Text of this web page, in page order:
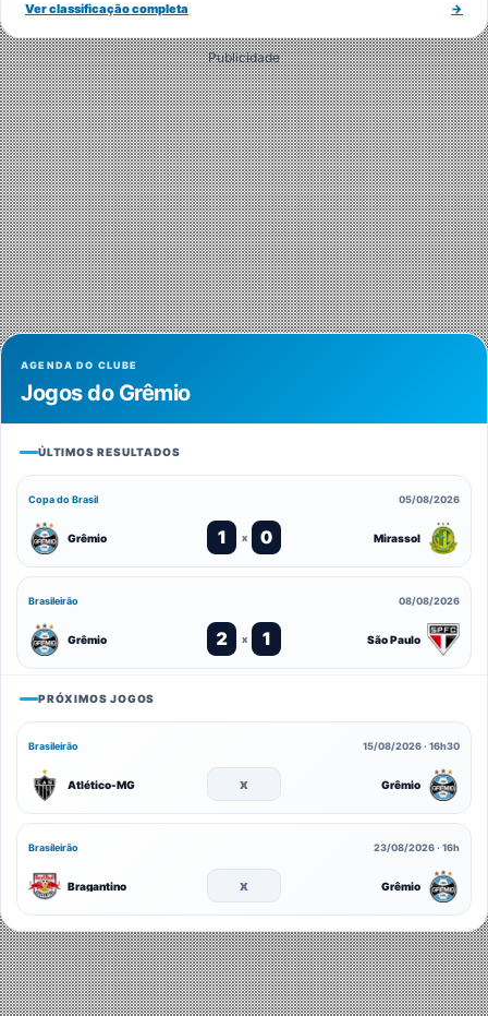
Ver classificação completa →
Publicidade
AGENDA DO CLUBE
Jogos do Grêmio
ÚLTIMOS RESULTADOS
Copa do Brasil 05/08/2026
Grêmio 1 x 0 Mirassol
Brasileirão 08/08/2026
Grêmio 2 x 1 São Paulo
PRÓXIMOS JOGOS
Brasileirão 15/08/2026 · 16h30
Atlético-MG x Grêmio
Brasileirão 23/08/2026 · 16h
Bragantino x Grêmio